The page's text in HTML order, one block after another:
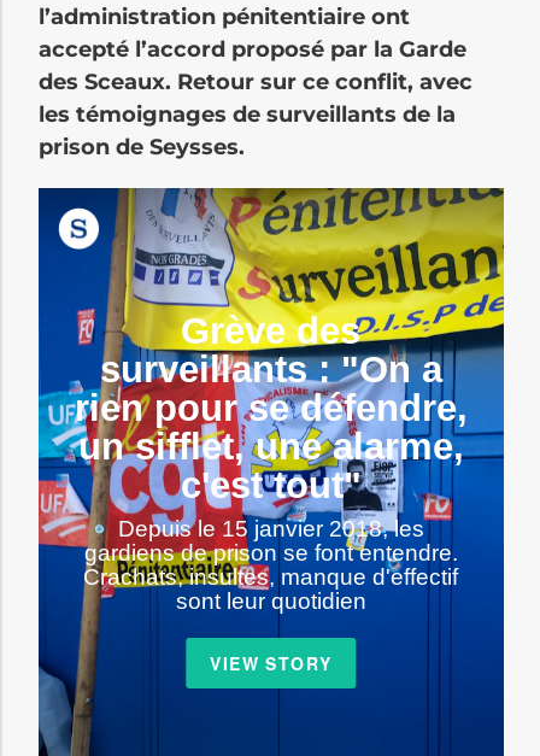
l’administration pénitentiaire ont
accepté l’accord proposé par la Garde
des Sceaux. Retour sur ce conflit, avec
les témoignages de surveillants de la
prison de Seysses.